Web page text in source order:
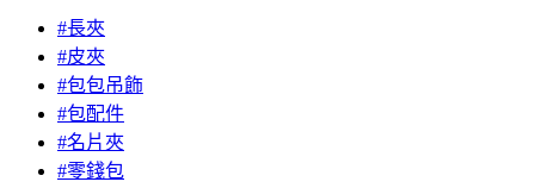
#長夾
#皮夾
#包包吊飾
#包配件
#名片夾
#零錢包